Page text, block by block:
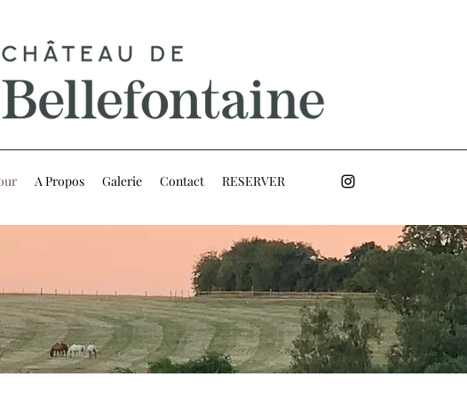
A Propos Galerie Contact RESERVER